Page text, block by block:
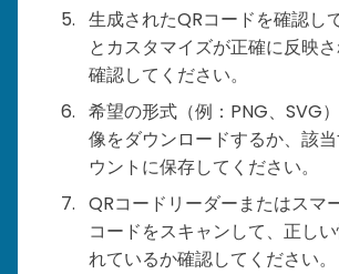
生成されたQRコードを確認し
とカスタマイズが正確に反映
確認してください。
希望の形式（例：PNG、SVG
像をダウンロードするか、該
ウントに保存してください。
QRコードリーダーまたはスマ
コードをスキャンして、正し
れているか確認してください。